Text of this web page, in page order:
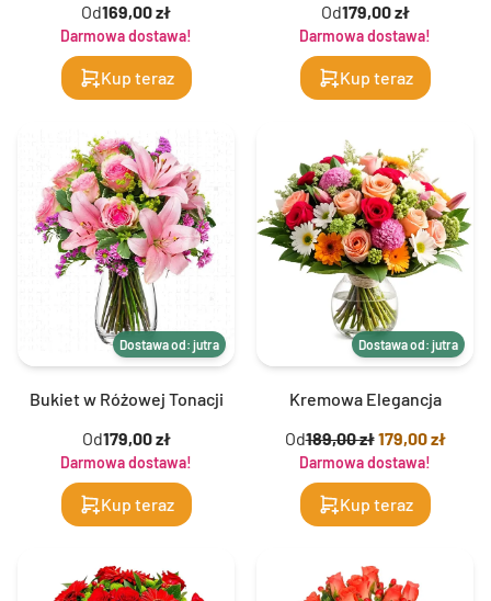
Od169,00 zł
Darmowa dostawa!
Kup teraz
Od179,00 zł
Darmowa dostawa!
Kup teraz
Dostawa od: jutra
Bukiet w Różowej Tonacji
Od179,00 zł
Darmowa dostawa!
Kup teraz
Dostawa od: jutra
Kremowa Elegancja
Od189,00 zł179,00 zł
Darmowa dostawa!
Kup teraz